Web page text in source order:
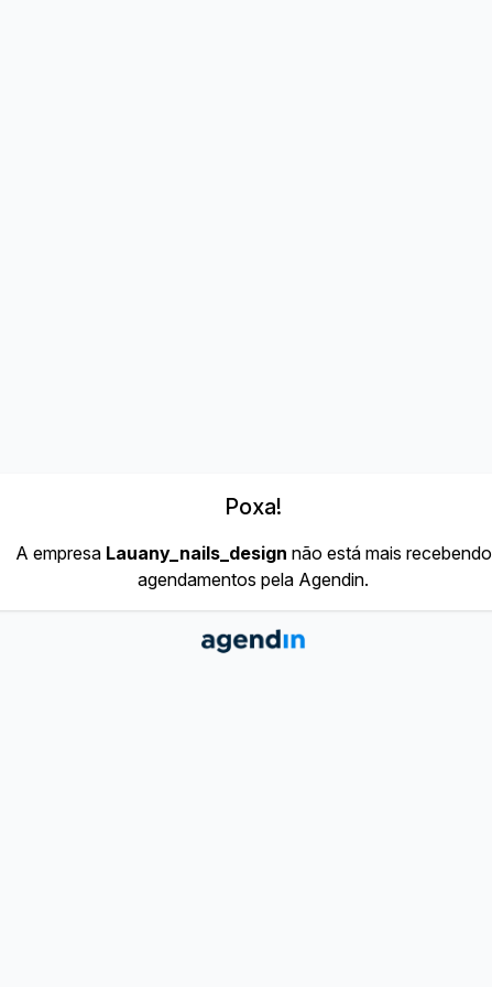
Poxa!
A empresa Lauany_nails_design não está mais recebendo
agendamentos pela Agendin.